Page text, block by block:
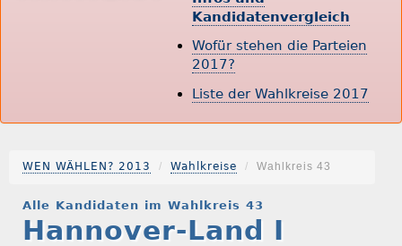
Kandidatenvergleich
Wofür stehen die Parteien
2017?
Liste der Wahlkreise 2017
WEN WÄHLEN? 2013 Wahlkreise Wahlkreis 43
Alle Kandidaten im Wahlkreis 43
Hannover-Land I